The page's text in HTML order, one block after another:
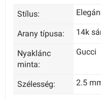
Stílus:
Arany típusa: 14k
Nyaklánc
minta:
Gucci
Szélesség: 2.5